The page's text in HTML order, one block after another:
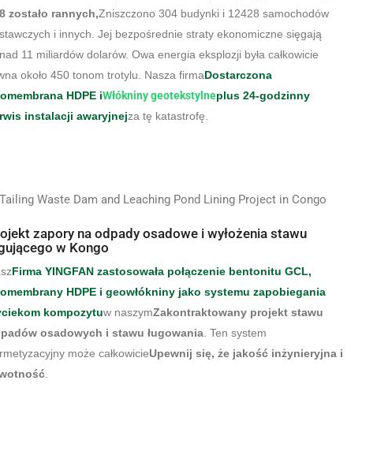
zostało rannych,Zniszczono 304 budynki i 12428 samochodów
i innych. Jej bezpośrednie straty ekonomiczne sięgają
11 miliardów dolarów. Owa energia eksplozji była całkowicie
około 450 tonom trotylu. Nasza firmaDostarczona
HDPE iWłókniny geotekstylneplus 24-godzinny
instalacji awaryjnejza tę katastrofę.
zapory na odpady osadowe i wyłożenia stawu
w Kongo
Firma YINGFAN zastosowała połączenie bentonitu GCL,
HDPE i geowłókniny jako systemu zapobiegania
kompozytuw naszymZakontraktowany projekt stawu
osadowych i stawu ługowania. Ten system
może całkowicieUpewnij się, że jakość inżynieryjna i
.